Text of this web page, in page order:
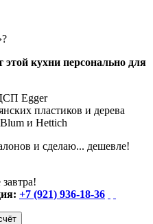
кухни персонально для
Egger
пластиков и дерева
и Hettich
и сделаю... дешевле!
+7 (921) 936-18-36